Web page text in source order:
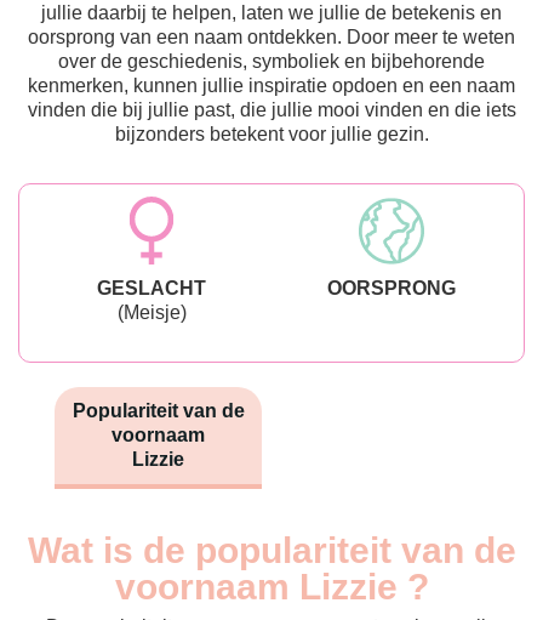
jullie daarbij te helpen, laten we jullie de betekenis en
oorsprong van een naam ontdekken. Door meer te weten
over de geschiedenis, symboliek en bijbehorende
kenmerken, kunnen jullie inspiratie opdoen en een naam
vinden die bij jullie past, die jullie mooi vinden en die iets
bijzonders betekent voor jullie gezin.
GESLACHT
(Meisje)
OORSPRONG
Populariteit van de
voornaam
Lizzie
Wat is de populariteit van de
voornaam Lizzie ?
Année
Nouveaux-
nés